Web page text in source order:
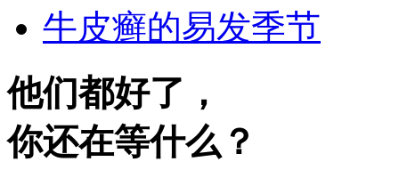
牛皮癣的易发季节
他们都好了，
你还在等什么？